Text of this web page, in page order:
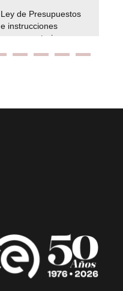
Ley de Presupuestos
e instrucciones
presuspuetarias